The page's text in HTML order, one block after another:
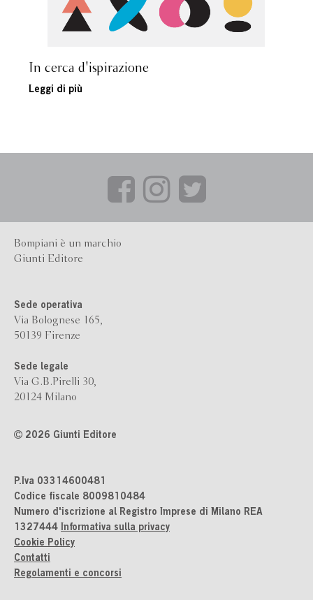
In cerca d'ispirazione
Leggi di più
Bompiani è un marchio
Giunti Editore
Sede operativa
Via Bolognese 165,
50139 Firenze
Sede legale
Via G.B.Pirelli 30,
20124 Milano
2026 Giunti Editore
P.Iva 03314600481
Codice fiscale 8009810484
Numero d'iscrizione al Registro Imprese di Milano REA
1327444 Informativa sulla privacy
Cookie Policy
Contatti
Regolamenti e concorsi